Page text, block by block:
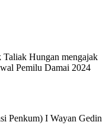
Hungan mengajak
Pemilu Damai 2024